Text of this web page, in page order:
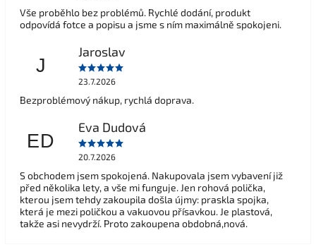
Vše proběhlo bez problémů. Rychlé dodání, produkt
odpovídá fotce a popisu a jsme s ním maximálně spokojeni.
J
Jaroslav
23.7.2026
Bezproblémový nákup, rychlá doprava.
ED
Eva Dudová
20.7.2026
S obchodem jsem spokojená. Nakupovala jsem vybavení již
před několika lety, a vše mi funguje. Jen rohová polička,
kterou jsem tehdy zakoupila došla újmy: praskla spojka,
která je mezi poličkou a vakuovou přísavkou. Je plastová,
takže asi nevydrží. Proto zakoupena obdobná,nová.